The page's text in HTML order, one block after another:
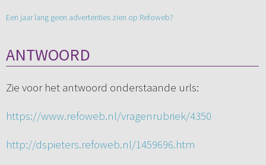
Een jaar lang geen advertenties zien op Refoweb?
ANTWOORD
Zie voor het antwoord onderstaande urls:
https://www.refoweb.nl/vragenrubriek/4350
http://dspieters.refoweb.nl/1459696.htm